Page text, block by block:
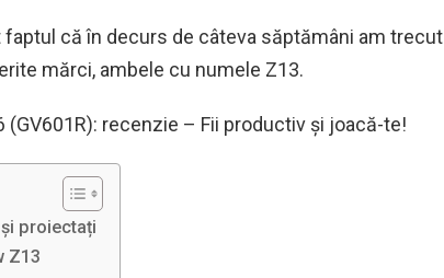
că în decurs de câteva săptămâni am trecut
mărci, ambele cu numele Z13.
(GV601R): recenzie – Fii productiv și joacă-te!
proiectați
Z13